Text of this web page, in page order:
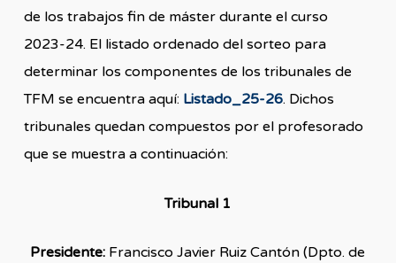
de los trabajos fin de máster durante el curso
2023-24. El listado ordenado del sorteo para
determinar los componentes de los tribunales de
TFM se encuentra aquí: Listado_25-26. Dichos
tribunales quedan compuestos por el profesorado
que se muestra a continuación:
Tribunal 1
Presidente: Francisco Javier Ruiz Cantón (Dpto. de